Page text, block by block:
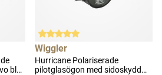
blå
Wiggler
Hurricane Polariserade
pilotglasögon med sidoskydd